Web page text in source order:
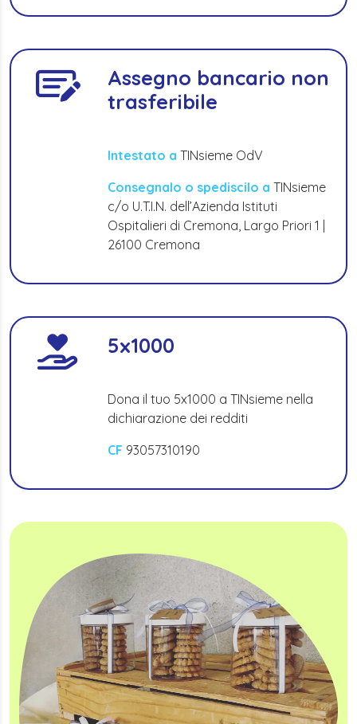
Assegno bancario non
trasferibile
Intestato a TINsieme OdV
Consegnalo o spediscilo a TINsieme
c/o U.T.I.N. dell’Azienda Istituti
Ospitalieri di Cremona, Largo Priori 1 |
26100 Cremona
5x1000
Dona il tuo 5x1000 a TINsieme nella
dichiarazione dei redditi
CF 93057310190